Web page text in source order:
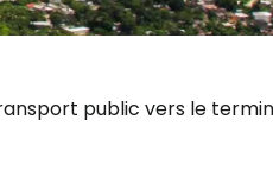
public vers le